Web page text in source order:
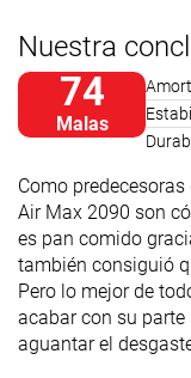
Nuestra
74
Malas
Como predecesoras
Air Max 2090 son
es pan comido
también consiguió
Pero lo mejor de
acabar con su parte
aguantar el